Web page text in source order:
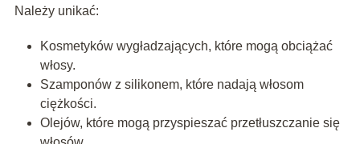
Należy unikać:
Kosmetyków wygładzających, które mogą obciążać
włosy.
Szamponów z silikonem, które nadają włosom
ciężkości.
Olejów, które mogą przyspieszać przetłuszczanie się